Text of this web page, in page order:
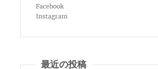
Facebook
Instagram
最近の投稿